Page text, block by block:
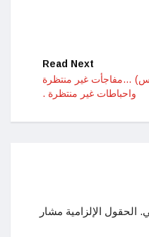
Read Next
…مفاجأت غير منتظرة
واحباطات غير منتظرة .
الحقول الإلزامية مشار